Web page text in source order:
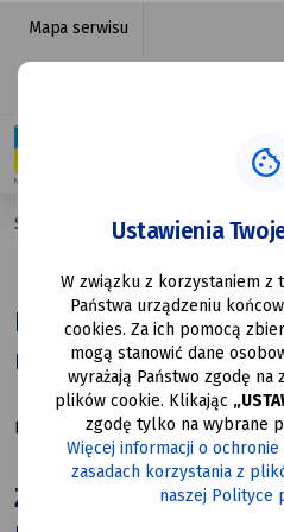
przejdź do nawigacji strony
przejdź do treści strony
przejdź do stopki strony
Bezpłatne
badania
stężenia
kwasu
moczowego
w
Brackich
Mapa serwisu
Strona główna Bezpłatne
Zdrowie
Bezpłatne badania
moczowego w
Data utworzenia: 21.10.2025
Z Przychodnią
Ustawienia
W związku z korzystaniem z
Państwa urządzeniu
cookies. Za ich pomocą
mogą stanowić dane
wyrażają Państwo zgodę na
plików cookie. Klikając
zgodę tylko na wybrane
Więcej informacji o
zasadach korzystania z
naszej Polityce